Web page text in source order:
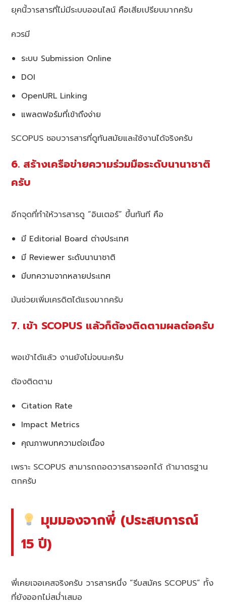
ยุคนี้วารสารที่ไม่มีระบบออนไลน์ คือเสียเปรียบมากครับ
ควรมี
ระบบ Submission Online
DOI
OpenURL Linking
แพลตฟอร์มที่เข้าถึงง่าย
SCOPUS ชอบวารสารที่ดูทันสมัยและใช้งานได้จริงครับ
6. สร้างเครือข่ายความร่วมมือระดับนานาชาติ
ครับ
อีกจุดที่ทำให้วารสารดู “อินเตอร์” ขึ้นทันที คือ
มี Editorial Board ต่างประเทศ
มี Reviewer ระดับนานาชาติ
มีบทความจากหลายประเทศ
มันช่วยเพิ่มเครดิตได้แรงมากครับ
7. เข้า SCOPUS แล้วก็ต้องติดตามผลต่อครับ
พอเข้าได้แล้ว งานยังไม่จบนะครับ
ต้องติดตาม
Citation Rate
Impact Metrics
คุณภาพบทความต่อเนื่อง
เพราะ SCOPUS สามารถถอดวารสารออกได้ ถ้ามาตรฐาน
ตกครับ
มุมมองจากพี่ (ประสบการณ์
15 ปี)
พี่เคยเจอเคสจริงครับ วารสารหนึ่ง “รีบสมัคร SCOPUS” ทั้ง
ที่ยังออกไม่สม่ำเสมอ